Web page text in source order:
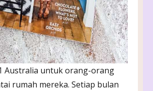
Australia untuk orang-orang
rumah mereka. Setiap bulan